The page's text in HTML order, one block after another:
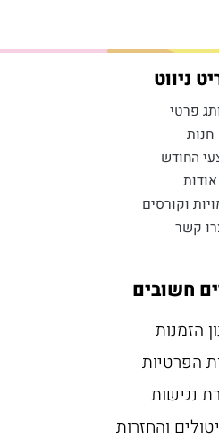
ניווט
פרטי
חנות
החודש
אודות
וקורסים
קשר
חשובים
הזמנות
הפרטיות
נגישות
והחזרות